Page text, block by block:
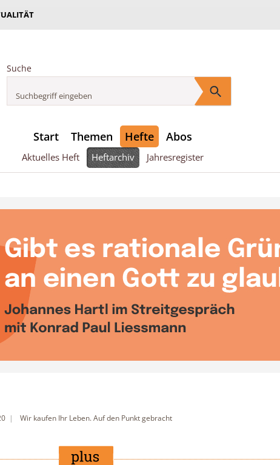
Suche
Start Themen Hefte Abos
Aktuelles Heft Heftarchiv Jahresregister
Wir kaufen Ihr Leben. Auf den Punkt gebracht